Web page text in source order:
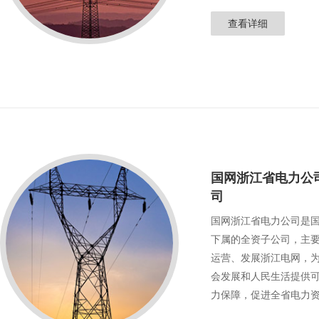
查看详细
国网浙江省电力公
司
国网浙江省电力公司是
下属的全资子公司，主
运营、发展浙江电网，
会发展和人民生活提供
力保障，促进全省电力